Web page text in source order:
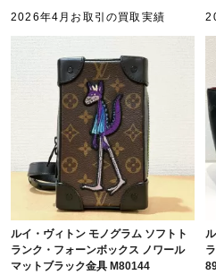
2026年4月お取引の買取実績
ルイ・ヴィトン モノグラム ソフトト
ランク・フォーンボックス ノワール
マットブラック金具 M80144